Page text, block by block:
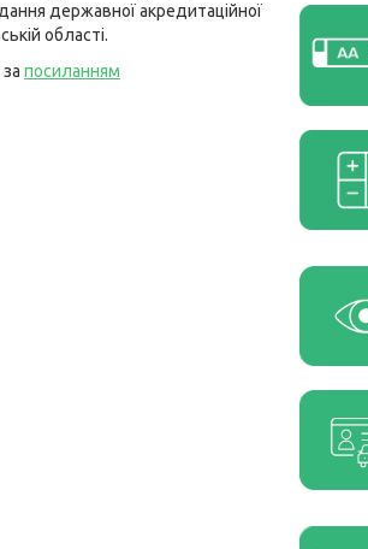
державної акредитаційної
області.
посиланням